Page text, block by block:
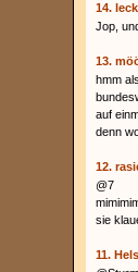
14.
Jop,
13.
hmm
auf
denn
12.
@7
sie
11.